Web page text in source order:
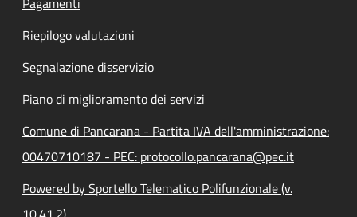
Riepilogo valutazioni
Segnalazione disservizio
Piano di miglioramento dei servizi
Comune di Pancarana - Partita IVA dell'amministrazione:
00470710187 - PEC: protocollo.pancarana@pec.it
Powered by Sportello Telematico Polifunzionale (v.